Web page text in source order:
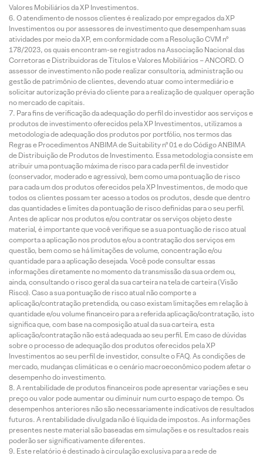
Valores Mobiliários da XP Investimentos.
O atendimento de nossos clientes é realizado por empregados da XP
Investimentos ou por assessores de investimento que desempenham suas
atividades por meio da XP, em conformidade com a Resolução CVM nº
178/2023, os quais encontram-se registrados na Associação Nacional das
Corretoras e Distribuidoras de Títulos e Valores Mobiliários – ANCORD. O
assessor de investimento não pode realizar consultoria, administração ou
gestão de patrimônio de clientes, devendo atuar como intermediário e
solicitar autorização prévia do cliente para a realização de qualquer operação
no mercado de capitais.
Para fins de verificação da adequação do perfil do investidor aos serviços e
produtos de investimento oferecidos pela XP Investimentos, utilizamos a
metodologia de adequação dos produtos por portfólio, nos termos das
Regras e Procedimentos ANBIMA de Suitability nº 01 e do Código ANBIMA
de Distribuição de Produtos de Investimento. Essa metodologia consiste em
atribuir uma pontuação máxima de risco para cada perfil de investidor
(conservador, moderado e agressivo), bem como uma pontuação de risco
para cada um dos produtos oferecidos pela XP Investimentos, de modo que
todos os clientes possam ter acesso a todos os produtos, desde que dentro
das quantidades e limites da pontuação de risco definidas para o seu perfil.
Antes de aplicar nos produtos e/ou contratar os serviços objeto deste
material, é importante que você verifique se a sua pontuação de risco atual
comporta a aplicação nos produtos e/ou a contratação dos serviços em
questão, bem como se há limitações de volume, concentração e/ou
quantidade para a aplicação desejada. Você pode consultar essas
informações diretamente no momento da transmissão da sua ordem ou,
ainda, consultando o risco geral da sua carteira na tela de carteira (Visão
Risco). Caso a sua pontuação de risco atual não comporte a
aplicação/contratação pretendida, ou caso existam limitações em relação à
quantidade e/ou volume financeiro para a referida aplicação/contratação, isto
significa que, com base na composição atual da sua carteira, esta
aplicação/contratação não está adequada ao seu perfil. Em caso de dúvidas
sobre o processo de adequação dos produtos oferecidos pela XP
Investimentos ao seu perfil de investidor, consulte o FAQ. As condições de
mercado, mudanças climáticas e o cenário macroeconômico podem afetar o
desempenho do investimento.
A rentabilidade de produtos financeiros pode apresentar variações e seu
preço ou valor pode aumentar ou diminuir num curto espaço de tempo. Os
desempenhos anteriores não são necessariamente indicativos de resultados
futuros. A rentabilidade divulgada não é líquida de impostos. As informações
presentes neste material são baseadas em simulações e os resultados reais
poderão ser significativamente diferentes.
Este relatório é destinado à circulação exclusiva para a rede de